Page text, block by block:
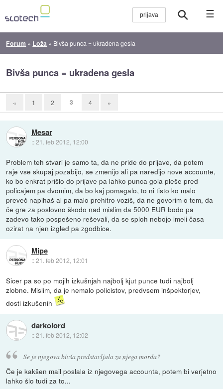
☰
Forum » Loža » Bivša punca = ukradena gesla
Bivša punca = ukradena gesla
« 1 2 3 4 »
Mesar
::21. feb 2012, 12:00
Problem teh stvari je samo ta, da ne pride do prijave, da potem
raje vse skupaj pozabijo, se zmenijo ali pa naredijo nove accounte,
ko bo enkrat prišlo do prijave pa lahko punca gola pleše pred
policajem pa dvomim, da bo kaj pomagalo, to ni tisto ko malo
preveč napihaš al pa malo prehitro voziš, da ne govorim o tem, da
če gre za poslovno škodo nad mislim da 5000 EUR bodo pa
zadevo tako pospešeno reševali, da se sploh nebojo imeli časa
ozirat na njen izgled pa zgodbice.
Mipe
::21. feb 2012, 12:01
Sicer pa so po mojih izkušnjah najbolj kjut punce tudi najbolj
zlobne. Mislim, da je nemalo policistov, predvsem inšpektorjev,
dosti izkušenih
darkolord
::21. feb 2012, 12:02
Se je njegova bivša predstavljala za njega morda?
Če je kakšen mail poslala iz njegovega accounta, potem bi verjetno
lahko šlo tudi za to...